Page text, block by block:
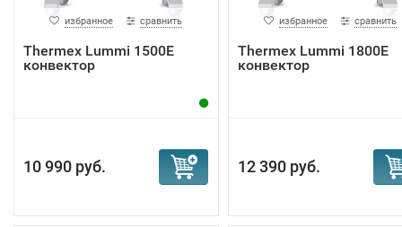
избранное сравнить
Тhermex Lummi 1500E
конвектор
10 990 руб.
избранное сравнить
Тhermex Lummi 1800E
конвектор
12 390 руб.